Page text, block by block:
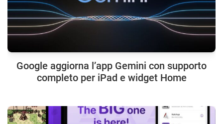
Google aggiorna l’app Gemini con supporto
completo per iPad e widget Home